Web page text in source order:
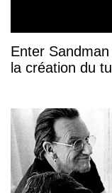
Enter
la création du